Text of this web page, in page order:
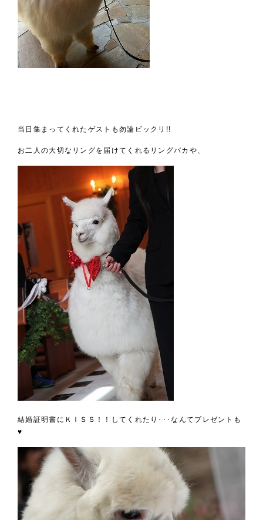
当日集まってくれたゲストも勿論ビックリ!!
お二人の大切なリングを届けてくれるリングパカや、
結婚証明書にＫＩＳＳ！！してくれたり･･･なんてプレゼントも
♥